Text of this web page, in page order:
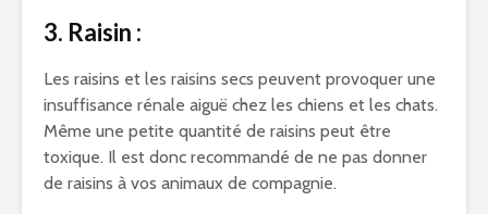
3. Raisin :
Les raisins et les raisins secs peuvent provoquer une
insuffisance rénale aiguë chez les chiens et les chats.
Même une petite quantité de raisins peut être
toxique. Il est donc recommandé de ne pas donner
de raisins à vos animaux de compagnie.